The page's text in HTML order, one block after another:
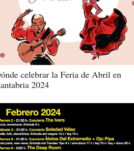
celebrar la Feria de Abril en
2024